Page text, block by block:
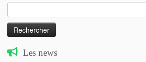
Les news